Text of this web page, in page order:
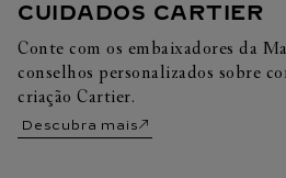
CUIDADOS CARTIER
Conte com os embaixadores da
conselhos personalizados sobre
criação Cartier.
Descubra mais